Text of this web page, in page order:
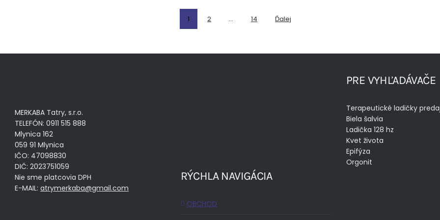
1 2 … 14 Ďalej
MERKABA Tatry, s.r.o.
TELEFÓN: 0911 515 888
Mlynica 162
059 91 Mlynica
IČO: 47098830
DIČ: 2023751059
Nie sme platcovia DPH
E-MAIL: atrymerkaba@gmail.com
PRE VYHĽADÁVAČE
Terapeutické ladičky
Biela šalvia
Ladička 128 hz
Kvet života
Epifýza
Orgonit
RÝCHLA NAVIGÁCIA
OBCHOD